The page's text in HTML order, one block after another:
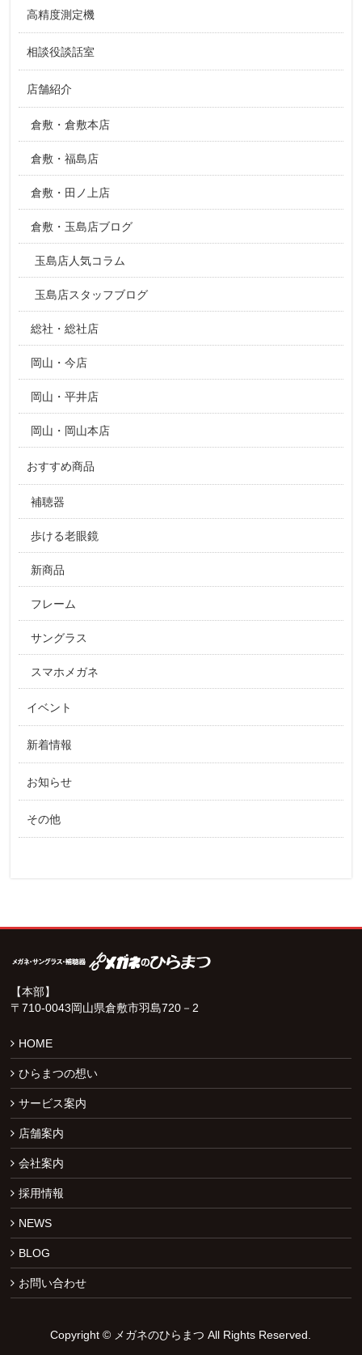
高精度測定機
相談役談話室
店舗紹介
倉敷・倉敷本店
倉敷・福島店
倉敷・田ノ上店
倉敷・玉島店ブログ
玉島店人気コラム
玉島店スタッフブログ
総社・総社店
岡山・今店
岡山・平井店
岡山・岡山本店
おすすめ商品
補聴器
歩ける老眼鏡
新商品
フレーム
サングラス
スマホメガネ
イベント
新着情報
お知らせ
その他
【本部】
〒710-0043岡山県倉敷市羽島720－2
HOME
ひらまつの想い
サービス案内
店舗案内
会社案内
採用情報
NEWS
BLOG
お問い合わせ
Copyright © メガネのひらまつ All Rights Reserved.